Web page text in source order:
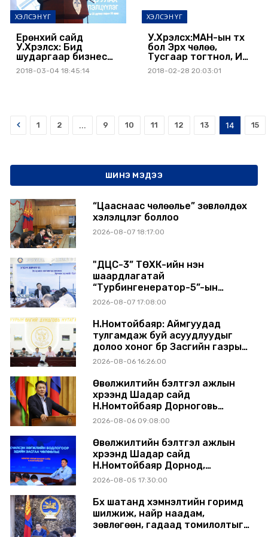
ХЭЛСЭН ҮГ
Ерөнхий сайд
У.Хүрэлсүх: Бид
шударгаар бизнес
эрхлэгч, сайн татвар
төлөгчийг дэмжин
2018-03-04 18:45:14
ХЭЛСЭН ҮГ
У.Хүрэлсүх:МАН-ын түүх
бол Эрх чөлөө,
Тусгаар тогтнол, Их
бүтээн байгуулалт,
хөгжил дэвшлийн түүх
2018-02-28 20:03:01
Prev 1 2 ... 9 10 11 12 13 14 15
ШИНЭ МЭДЭЭ
“Цааснаас чөлөөлье” зөвлөлдөх
хэлэлцүүлэг боллоо
2026-08-07 18:17:00
"ДЦС-3” ТӨХК-ийн нэн
шаардлагатай
“Турбингенератор-5”-ын
шинэчлэлийн төсвийг
2026-08-07 17:08:00
Н.Номтойбаяр: Аймгуудад
тулгамдаж буй асуудлуудыг
долоо хоног бүр Засгийн газрын
хуралдаанд танилцуулж,
2026-08-06 16:26:00
Өвөлжилтийн бэлтгэл ажлын
хүрээнд Шадар сайд
Н.Номтойбаяр Дорноговь
аймагт ажиллав
2026-08-06 09:08:00
Өвөлжилтийн бэлтгэл ажлын
хүрээнд Шадар сайд
Н.Номтойбаяр Дорнод,
Сүхбаатар аймагт ажиллав
2026-08-05 17:30:00
Бүх шатанд хэмнэлтийн горимд
шилжиж, найр наадам,
зөвлөгөөн, гадаад томилолтыг